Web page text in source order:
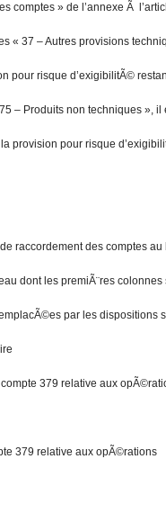
comptes » de l’annexe Ã
« 37 – Autres provisions
pour risque d’exigibilitÃ©
– Produits non techniques »,
provision pour risque
raccordement des comptes
dont les premiÃ¨res
par les dispositions
379 relative aux
379 relative aux opÃ©rations